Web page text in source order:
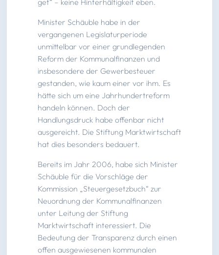
Minister Schäuble habe in der
vergangenen Legislaturperiode
unmittelbar vor einer grundlegenden
Reform der Kommunalfinanzen und
insbesondere der Gewerbesteuer
gestanden, wie kaum einer vor ihm. Es
hätte sich um eine Jahrhundertreform
handeln können. Doch der
Handlungsdruck habe offenbar nicht
ausgereicht. Die Stiftung Marktwirtschaft
hat dies besonders bedauert.
Bereits im Jahr 2006, habe sich Minister
Schäuble für die Vorschläge der
Kommission „Steuergesetzbuch“ zur
Neuordnung der Kommunalfinanzen
unter Leitung der Stiftung
Marktwirtschaft interessiert. Die
Bedeutung der Transparenz durch einen
offen ausgewiesenen kommunalen